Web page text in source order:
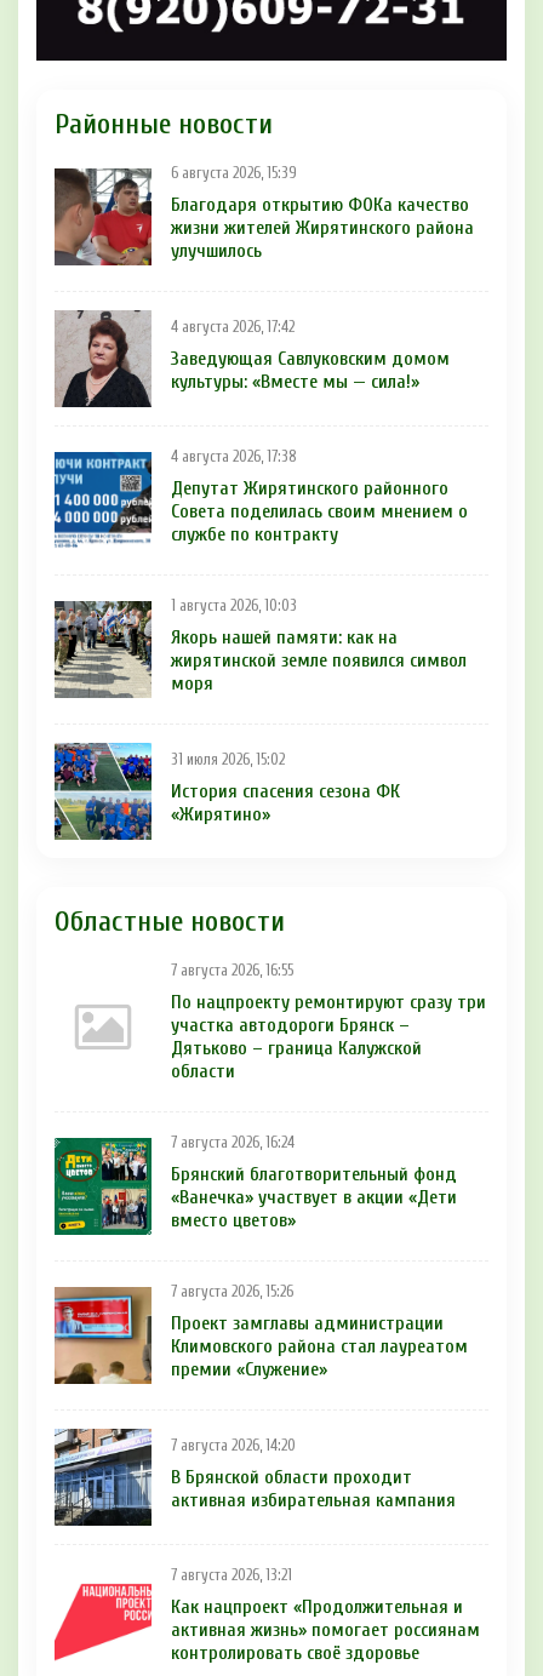
Районные новости
6 августа 2026, 15:39
Благодаря открытию ФОКа качество
жизни жителей Жирятинского района
улучшилось
4 августа 2026, 17:42
Заведующая Савлуковским домом
культуры: «Вместе мы — сила!»
4 августа 2026, 17:38
Депутат Жирятинского районного
Совета поделилась своим мнением о
службе по контракту
1 августа 2026, 10:03
Якорь нашей памяти: как на
жирятинской земле появился символ
моря
31 июля 2026, 15:02
История спасения сезона ФК
«Жирятино»
Областные новости
7 августа 2026, 16:55
По нацпроекту ремонтируют сразу три
участка автодороги Брянск –
Дятьково – граница Калужской
области
7 августа 2026, 16:24
Брянский благотворительный фонд
«Ванечка» участвует в акции «Дети
вместо цветов»
7 августа 2026, 15:26
Проект замглавы администрации
Климовского района стал лауреатом
премии «Служение»
7 августа 2026, 14:20
В Брянской области проходит
активная избирательная кампания
7 августа 2026, 13:21
Как нацпроект «Продолжительная и
активная жизнь» помогает россиянам
контролировать своё здоровье